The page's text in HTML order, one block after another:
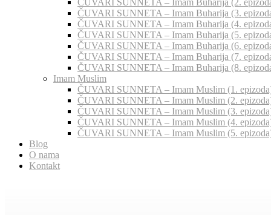
ČUVARI SUNNETA – Imam Buharija (2.
ČUVARI SUNNETA – Imam Buharija (3.
ČUVARI SUNNETA – Imam Buharija (4.
ČUVARI SUNNETA – Imam Buharija (5.
ČUVARI SUNNETA – Imam Buharija (6.
ČUVARI SUNNETA – Imam Buharija (7.
ČUVARI SUNNETA – Imam Buharija (8.
Imam Muslim
ČUVARI SUNNETA – Imam Muslim (1.
ČUVARI SUNNETA – Imam Muslim (2.
ČUVARI SUNNETA – Imam Muslim (3.
ČUVARI SUNNETA – Imam Muslim (4.
ČUVARI SUNNETA – Imam Muslim (5.
Blog
O nama
Kontakt